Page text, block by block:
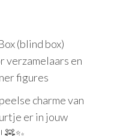
(blind box)
verzamelaars en
figures
charme van
er in jouw